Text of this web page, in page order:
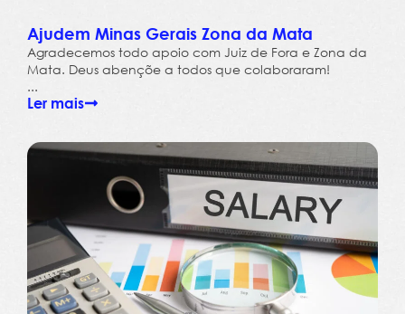
Ajudem Minas Gerais Zona da Mata
Agradecemos todo apoio com Juiz de Fora e Zona da
Mata. Deus abençõe a todos que colaboraram!
...
Ler mais